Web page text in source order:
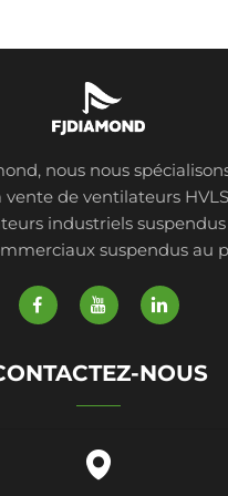
nous nous
de ventilateurs
industriels
suspendus au
NOUS